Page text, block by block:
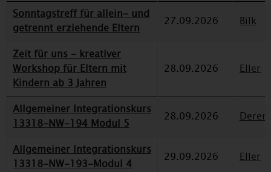
Sonntagstreff für allein- und
getrennt erziehende Eltern
27.09.2026 Bilk
Zeit für uns - kreativer
Workshop für Eltern mit
Kindern ab 3 Jahren
28.09.2026 Eller
Allgemeiner Integrationskurs
13318-NW-194 Modul 5
28.09.2026
Allgemeiner Integrationskurs
13318-NW-193-Modul 4
29.09.2026 Eller